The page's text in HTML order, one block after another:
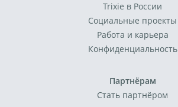
Trixie в России
Социальные проекты
Работа и карьера
Конфиденциальность
Партнёрам
Стать партнёром